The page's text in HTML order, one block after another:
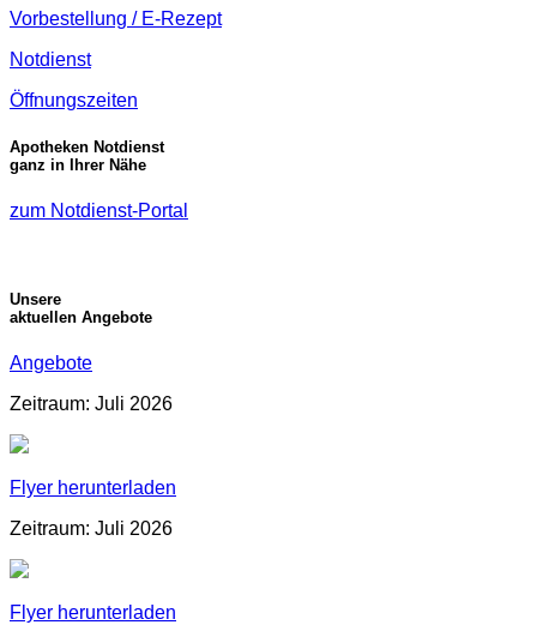
Vorbestellung / E-Rezept
Notdienst
Öffnungszeiten
Apotheken Notdienst
ganz in Ihrer Nähe
zum Notdienst-Portal
Unsere
aktuellen Angebote
Angebote
Zeitraum: Juli 2026
Flyer herunterladen
Zeitraum: Juli 2026
Flyer herunterladen